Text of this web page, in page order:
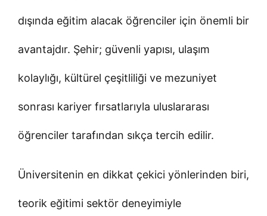
dışında eğitim alacak öğrenciler için önemli bir
avantajdır. Şehir; güvenli yapısı, ulaşım
kolaylığı, kültürel çeşitliliği ve mezuniyet
sonrası kariyer fırsatlarıyla uluslararası
öğrenciler tarafından sıkça tercih edilir.
Üniversitenin en dikkat çekici yönlerinden biri,
teorik eğitimi sektör deneyimiyle